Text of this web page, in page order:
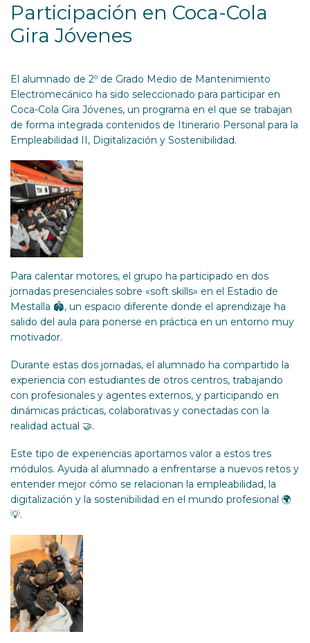
Participación en Coca-Cola
Gira Jóvenes
El alumnado de 2º de Grado Medio de Mantenimiento
Electromecánico ha sido seleccionado para participar en
Coca-Cola Gira Jóvenes, un programa en el que se trabajan
de forma integrada contenidos de Itinerario Personal para la
Empleabilidad II, Digitalización y Sostenibilidad.
Para calentar motores, el grupo ha participado en dos
jornadas presenciales sobre «soft skills» en el Estadio de
Mestalla 🏟️, un espacio diferente donde el aprendizaje ha
salido del aula para ponerse en práctica en un entorno muy
motivador.
Durante estas dos jornadas, el alumnado ha compartido la
experiencia con estudiantes de otros centros, trabajando
con profesionales y agentes externos, y participando en
dinámicas prácticas, colaborativas y conectadas con la
realidad actual 🤝.
Este tipo de experiencias aportamos valor a estos tres
módulos. Ayuda al alumnado a enfrentarse a nuevos retos y
entender mejor cómo se relacionan la empleabilidad, la
digitalización y la sostenibilidad en el mundo profesional 🌍
💡.